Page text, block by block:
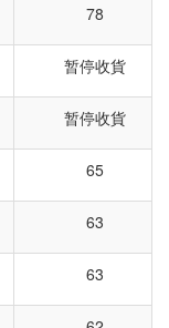
78
暂停收貨
暂停收貨
65
63
63